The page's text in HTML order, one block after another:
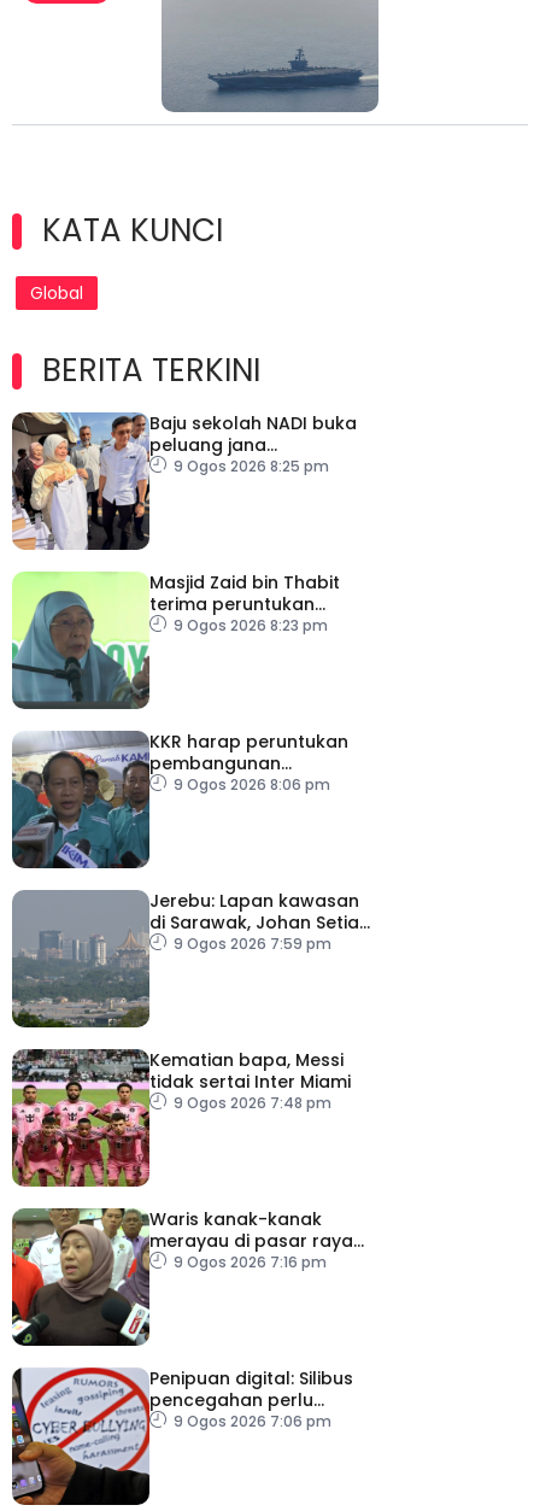
KATA KUNCI
Global
BERITA TERKINI
Baju sekolah NADI buka
peluang jana
pendapatan, bantu
9 Ogos 2026 8:25 pm
Masjid Zaid bin Thabit
terima peruntukan
RM100,000
9 Ogos 2026 8:23 pm
KKR harap peruntukan
pembangunan
ditingkatkan
9 Ogos 2026 8:06 pm
Jerebu: Lapan kawasan
di Sarawak, Johan Setia
di Selangor catat IPU
9 Ogos 2026 7:59 pm
Kematian bapa, Messi
tidak sertai Inter Miami
9 Ogos 2026 7:48 pm
Waris kanak-kanak
merayau di pasar raya
Terengganu diminta
9 Ogos 2026 7:16 pm
Penipuan digital: Silibus
pencegahan perlu
diperkenalkan – PPIM
9 Ogos 2026 7:06 pm